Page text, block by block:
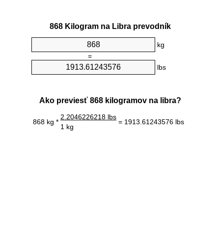
868 Kilogram na Libra prevodník
kg
=
lbs
Ako previesť 868 kilogramov na libra?
868 kg *
2.2046226218 lbs
= 1913.61243576 lbs
1 kg